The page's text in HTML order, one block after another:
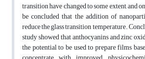
transition have changed to some extent, and
be concluded that the addition of
reduce the glass transition temperature.
study showed that anthocyanins and zinc
the potential to be used to prepare films